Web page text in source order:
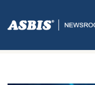
Tag:RadeonPRO